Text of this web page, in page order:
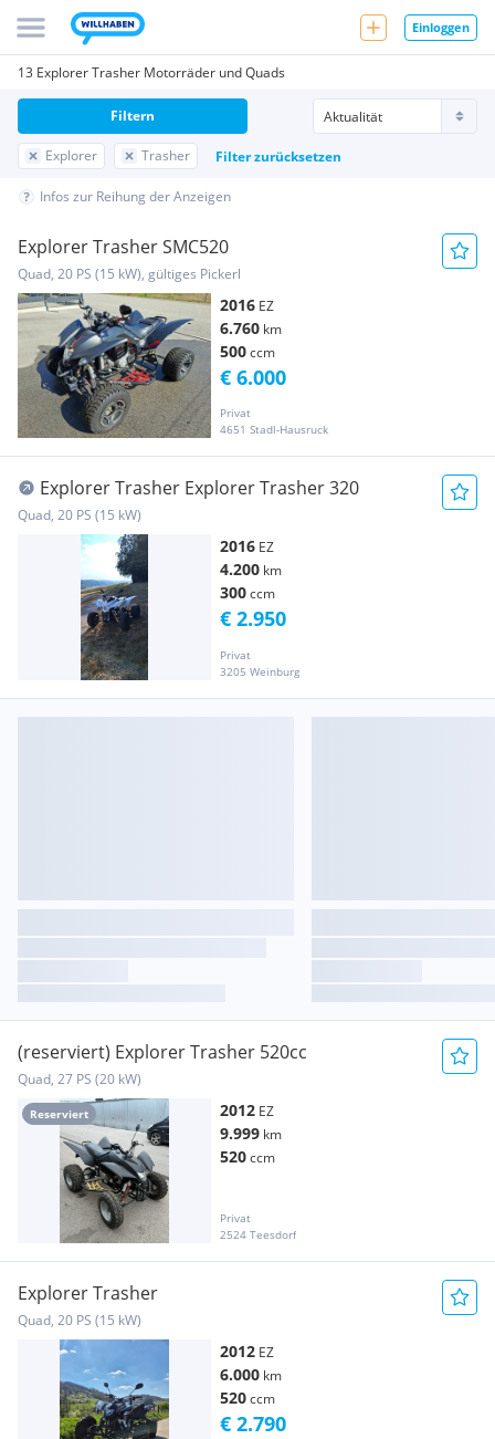
Einloggen
13 Explorer Trasher Motorräder und Quads
Explorer Trasher Filter zurücksetzen
Filtern
Infos zur Reihung der Anzeigen
Explorer Trasher SMC520
Quad, 20 PS (15 kW), gültiges Pickerl
2016 EZ
6.760 km
500ccm
Privat
4651 Stadl-Hausruck
€ 6.000
Explorer Trasher Explorer Trasher 320
Quad, 20 PS (15 kW)
2016 EZ
4.200 km
300ccm
Privat
3205 Weinburg
€ 2.950
Reserviert
(reserviert) Explorer Trasher 520cc
Quad, 27 PS (20 kW)
2012 EZ
9.999 km
520ccm
Privat
2524 Teesdorf
Explorer Trasher
Quad, 20 PS (15 kW)
2012 EZ
6.000 km
520ccm
€ 2.790